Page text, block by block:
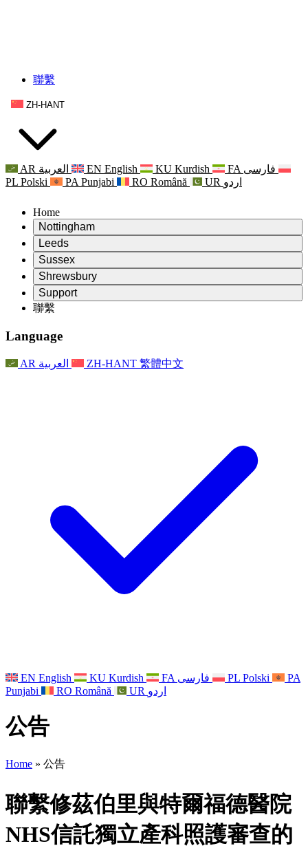
聯繫
ZH-HANT
AR العربية EN English KU Kurdish FA فارسی
PL Polski PA Punjabi RO Română UR اردو
Home
Nottingham
Review
評審主席
獨立審核小組
職權範圍
獨立審查最終報告
常見問題
For Families
最新消息
Leeds
Review
評審主席
獨立審核小組
職權範圍
聯繫
家庭心理支持
家庭更新
事件
Sussex
Review
評審主席
獨立審核小組
職權範圍
聯繫
For Families
家庭心理支持
家庭更新
Shrewsbury
Review
產科複查的職權範圍
Reports
獨立審查的最終報告
獨立審查報告的首次報告
For Families
Support
Leeds
Nottingham
家庭心理支援服務
心理健康危機支援
基於信仰的喪親支援
對於父親
聯繫
Language
AR العربية ZH-HANT 繁體中文
EN English KU Kurdish FA فارسی PL Polski
PA
Punjabi
RO Română UR اردو
公告
Home » 公告
聯繫修茲伯里與特爾福德醫院
NHS信託獨立產科照護審查的